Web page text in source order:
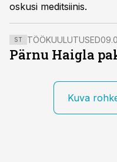
oskusi meditsiinis.
ST TÖÖKUULUTUSED
Pärnu Haigla
Kuva